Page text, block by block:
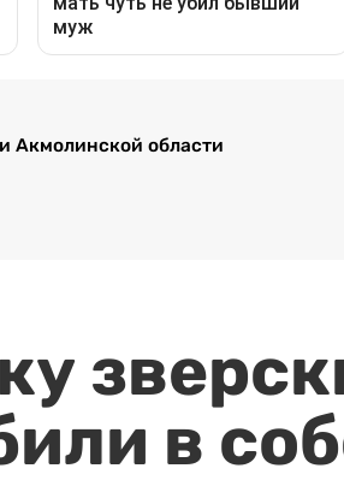
Акмолинской области
в